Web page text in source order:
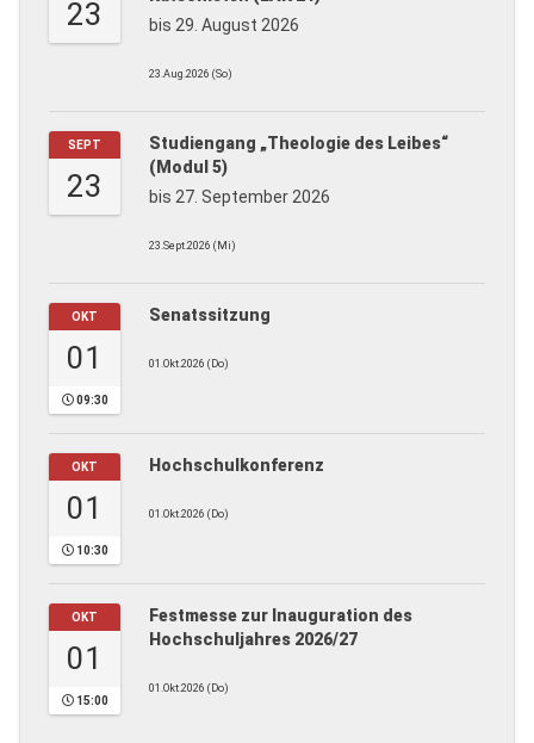
23
bis 29. August 2026
23.Aug.2026 (So)
SEPT
23
Studiengang „Theologie des Leibes“
(Modul 5)
bis 27. September 2026
23.Sept.2026 (Mi)
OKT
01
09:30
Senatssitzung
01.Okt.2026 (Do)
OKT
01
10:30
Hochschulkonferenz
01.Okt.2026 (Do)
OKT
01
15:00
Festmesse zur Inauguration des
Hochschuljahres 2026/27
01.Okt.2026 (Do)